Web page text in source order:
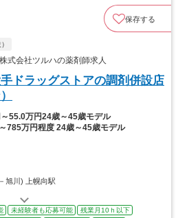
保存する
式会社ツルハの薬剤師求人
ドラッグストアの調剤併設店
～55.0万円24歳～45歳モデル
785万円程度 24歳～45歳モデル
旭川) 上幌向駅
未経験者も応募可能
残業月10ｈ以下